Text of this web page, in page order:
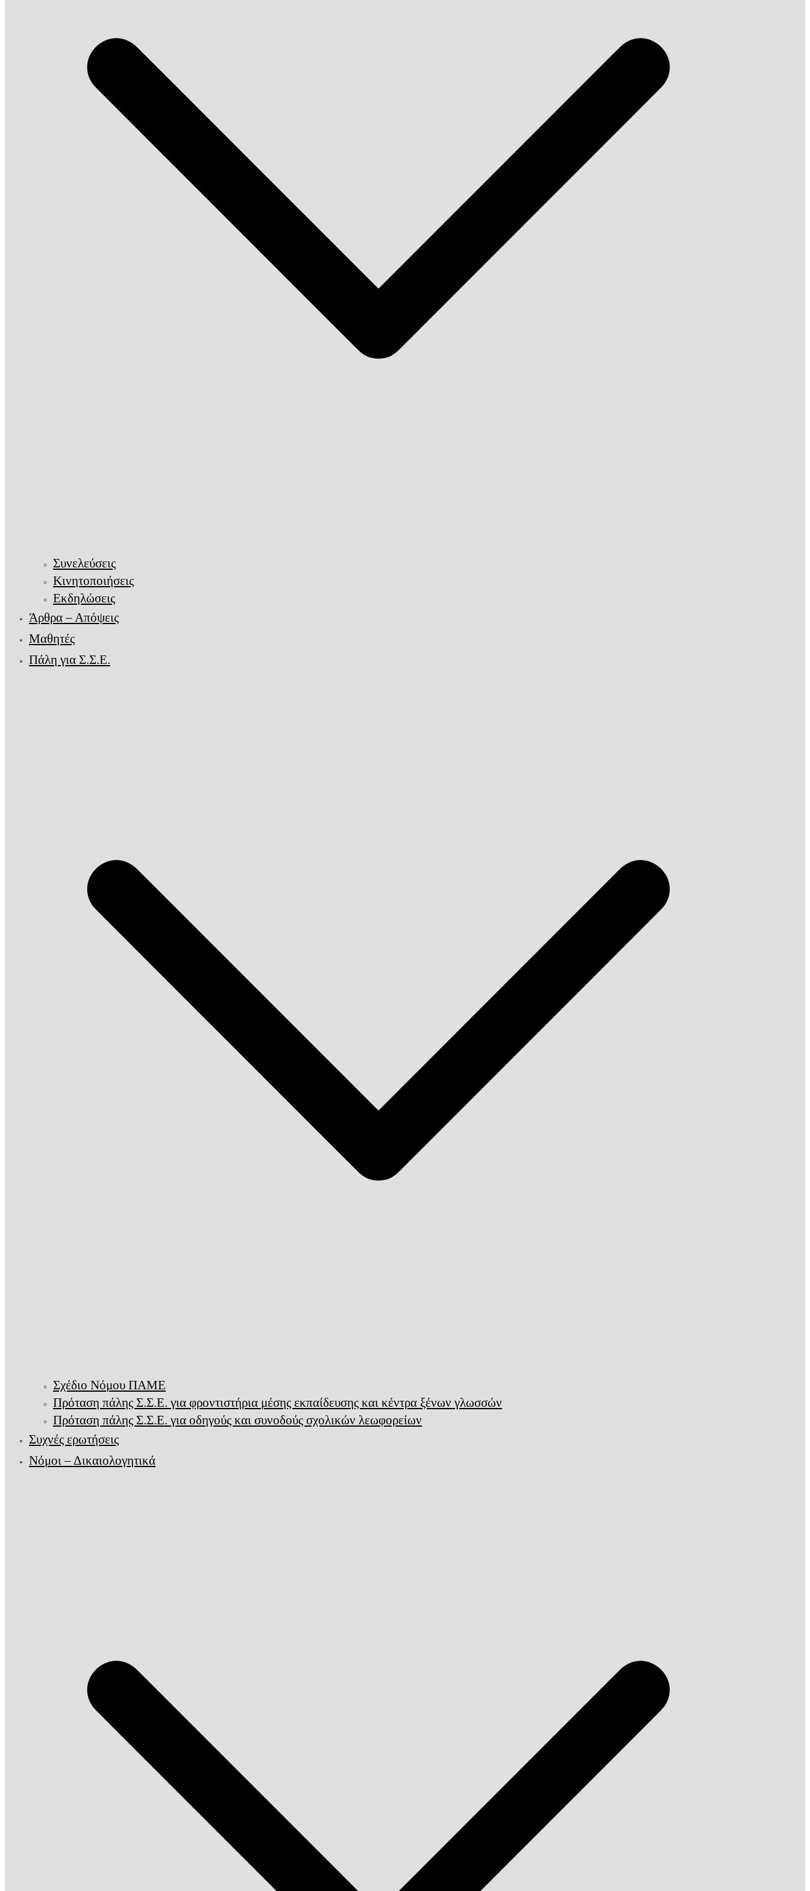
Συνελεύσεις
Κινητοποιήσεις
Εκδηλώσεις
Άρθρα – Απόψεις
Μαθητές
Πάλη για Σ.Σ.Ε.
Σχέδιο Νόμου ΠΑΜΕ
Πρόταση πάλης Σ.Σ.Ε. για φροντιστήρια μέσης εκπαίδευσης και κέντρα ξένων γλωσσών
Πρόταση πάλης Σ.Σ.Ε. για οδηγούς και συνοδούς σχολικών λεωφορείων
Συχνές ερωτήσεις
Νόμοι – Δικαιολογητικά